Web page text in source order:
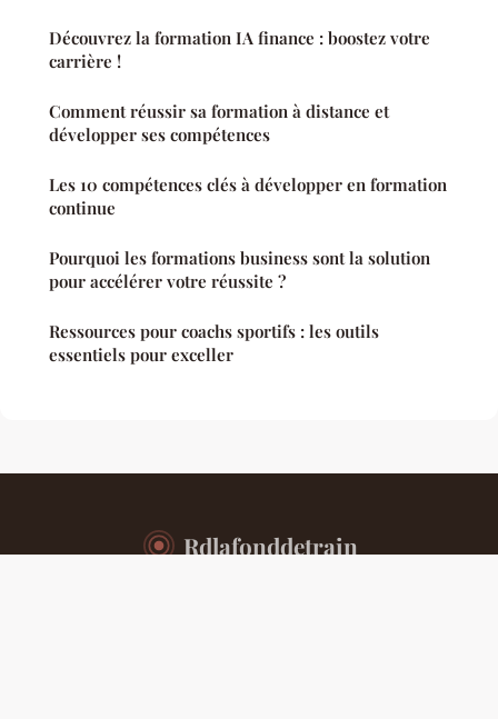
Découvrez la formation IA finance : boostez votre
carrière !
Comment réussir sa formation à distance et
développer ses compétences
Les 10 compétences clés à développer en formation
continue
Pourquoi les formations business sont la solution
pour accélérer votre réussite ?
Ressources pour coachs sportifs : les outils
essentiels pour exceller
Rdlafonddetrain